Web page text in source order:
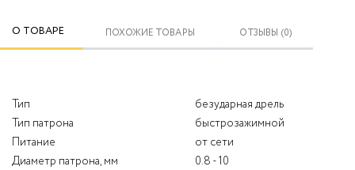
О ТОВАРЕ ПОХОЖИЕ ТОВАРЫ ОТЗЫВЫ (0)
Тип
безударная дрель
Тип патрона
быстрозажимной
Питание
от сети
Диаметр патрона, мм
0.8 - 10